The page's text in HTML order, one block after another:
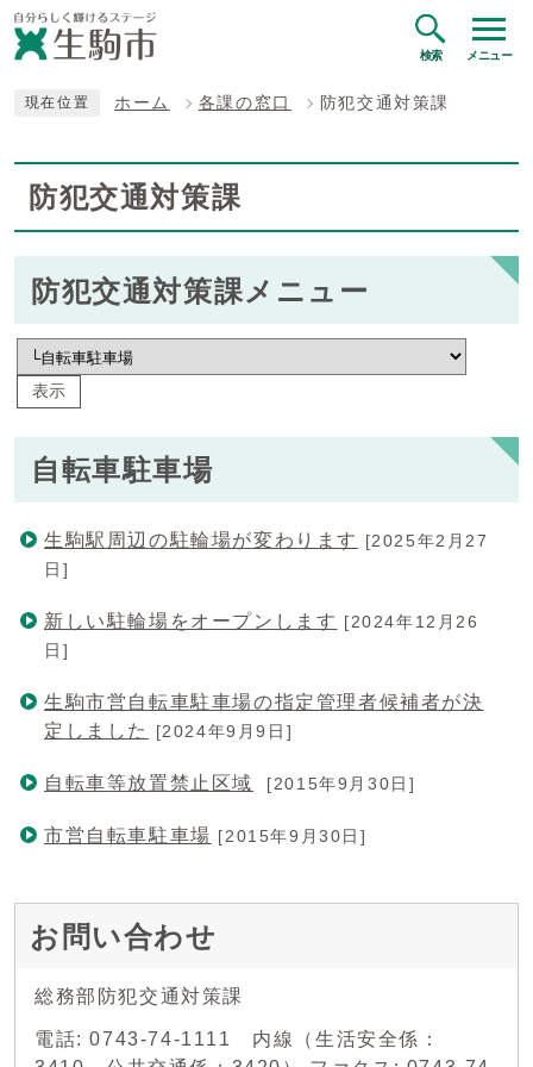
検索 メニュー
現在位置 ホーム 各課の窓口 防犯交通対策課
防犯交通対策課
防犯交通対策課メニュー
表示
自転車駐車場
生駒駅周辺の駐輪場が変わります
[2025年2月27
日]
新しい駐輪場をオープンします [2024年12月26
日]
生駒市営自転車駐車場の指定管理者候補者が決
定しました
[2024年9月9日]
自転車等放置禁止区域 [2015年9月30日]
市営自転車駐車場 [2015年9月30日]
お問い合わせ
総務部防犯交通対策課
電話: 0743-74-1111 内線（生活安全係：